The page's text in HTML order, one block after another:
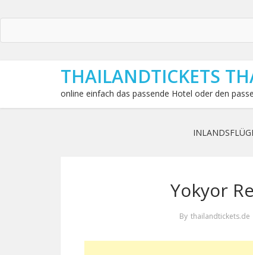
THAILANDTICKETS
online einfach das passende Hotel oder den
Yokyor
By thailandtickets.de